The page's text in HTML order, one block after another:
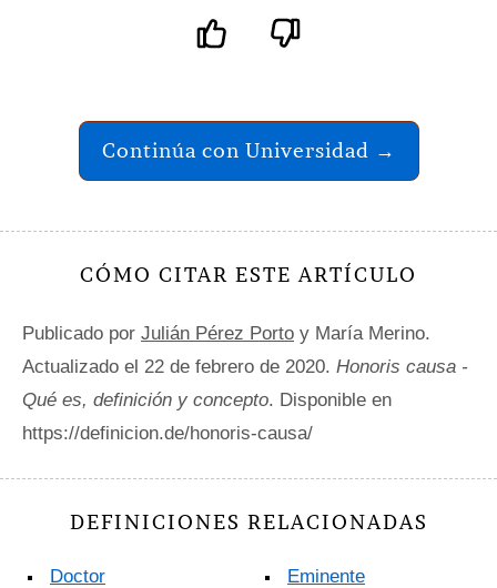
Continúa con Universidad →
CÓMO CITAR ESTE ARTÍCULO
Publicado por Julián Pérez Porto y María Merino.
Actualizado el 22 de febrero de 2020. Honoris causa -
Qué es, definición y concepto. Disponible en
https://definicion.de/honoris-causa/
DEFINICIONES RELACIONADAS
Doctor Eminente